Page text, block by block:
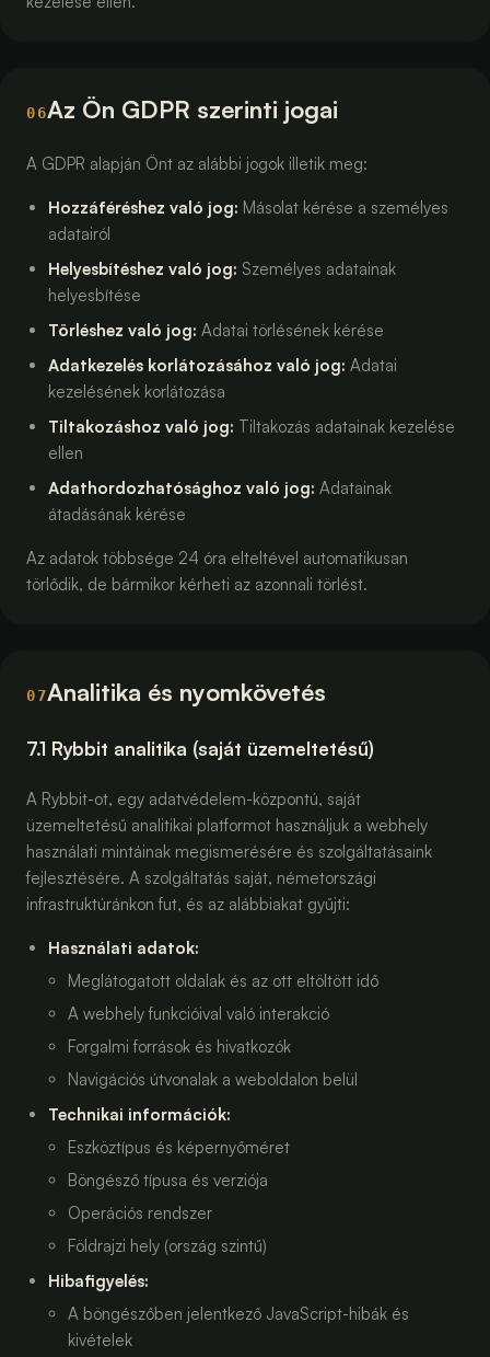
06Az Ön GDPR szerinti jogai
A GDPR alapján Önt az alábbi jogok illetik meg:
Hozzáféréshez való jog: Másolat kérése a személyes
adatairól
Helyesbítéshez való jog: Személyes adatainak
helyesbítése
Törléshez való jog: Adatai törlésének kérése
Adatkezelés korlátozásához való jog: Adatai
kezelésének korlátozása
Tiltakozáshoz való jog: Tiltakozás adatainak kezelése
ellen
Adathordozhatósághoz való jog: Adatainak
átadásának kérése
Az adatok többsége 24 óra elteltével automatikusan
törlődik, de bármikor kérheti az azonnali törlést.
07Analitika és nyomkövetés
7.1 Rybbit analitika (saját üzemeltetésű)
A Rybbit-ot, egy adatvédelem-központú, saját
üzemeltetésű analitikai platformot használjuk a webhely
használati mintáinak megismerésére és szolgáltatásaink
fejlesztésére. A szolgáltatás saját, németországi
infrastruktúránkon fut, és az alábbiakat gyűjti:
Használati adatok:
Meglátogatott oldalak és az ott eltöltött idő
A webhely funkcióival való interakció
Forgalmi források és hivatkozók
Navigációs útvonalak a weboldalon belül
Technikai információk:
Eszköztípus és képernyőméret
Böngésző típusa és verziója
Operációs rendszer
Földrajzi hely (ország szintű)
Hibafigyelés:
A böngészőben jelentkező JavaScript-hibák és
kivételek